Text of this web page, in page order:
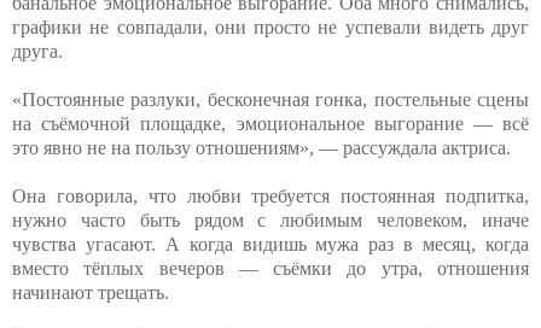
графики не совпадали, они просто не успевали видеть друг
друга.
«Постоянные разлуки, бесконечная гонка, постельные сцены
на съёмочной площадке, эмоциональное выгорание — всё
это явно не на пользу отношениям», — рассуждала актриса.
Она говорила, что любви требуется постоянная подпитка,
нужно часто быть рядом с любимым человеком, иначе
чувства угасают. А когда видишь мужа раз в месяц, когда
вместо тёплых вечеров — съёмки до утра, отношения
начинают трещать.